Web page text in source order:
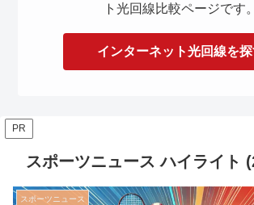
ト光回線比較ページです。
インターネット光回線を
PR
スポーツニュース ハイライト
スポーツニュース